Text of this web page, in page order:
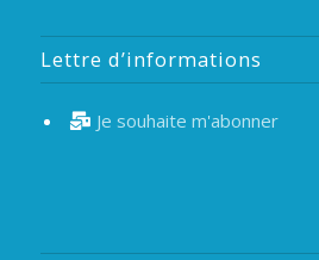
Lettre d’informations
Je souhaite m'abonner